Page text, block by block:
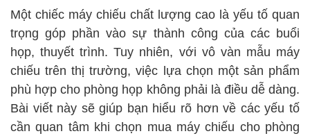
Một chiếc máy chiếu chất lượng cao là yếu tố quan
trọng góp phần vào sự thành công của các buổi
họp, thuyết trình. Tuy nhiên, với vô vàn mẫu máy
chiếu trên thị trường, việc lựa chọn một sản phẩm
phù hợp cho phòng họp không phải là điều dễ dàng.
Bài viết này sẽ giúp bạn hiểu rõ hơn về các yếu tố
cần quan tâm khi chọn mua máy chiếu cho phòng